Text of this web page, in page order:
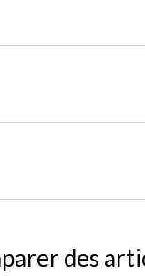
des